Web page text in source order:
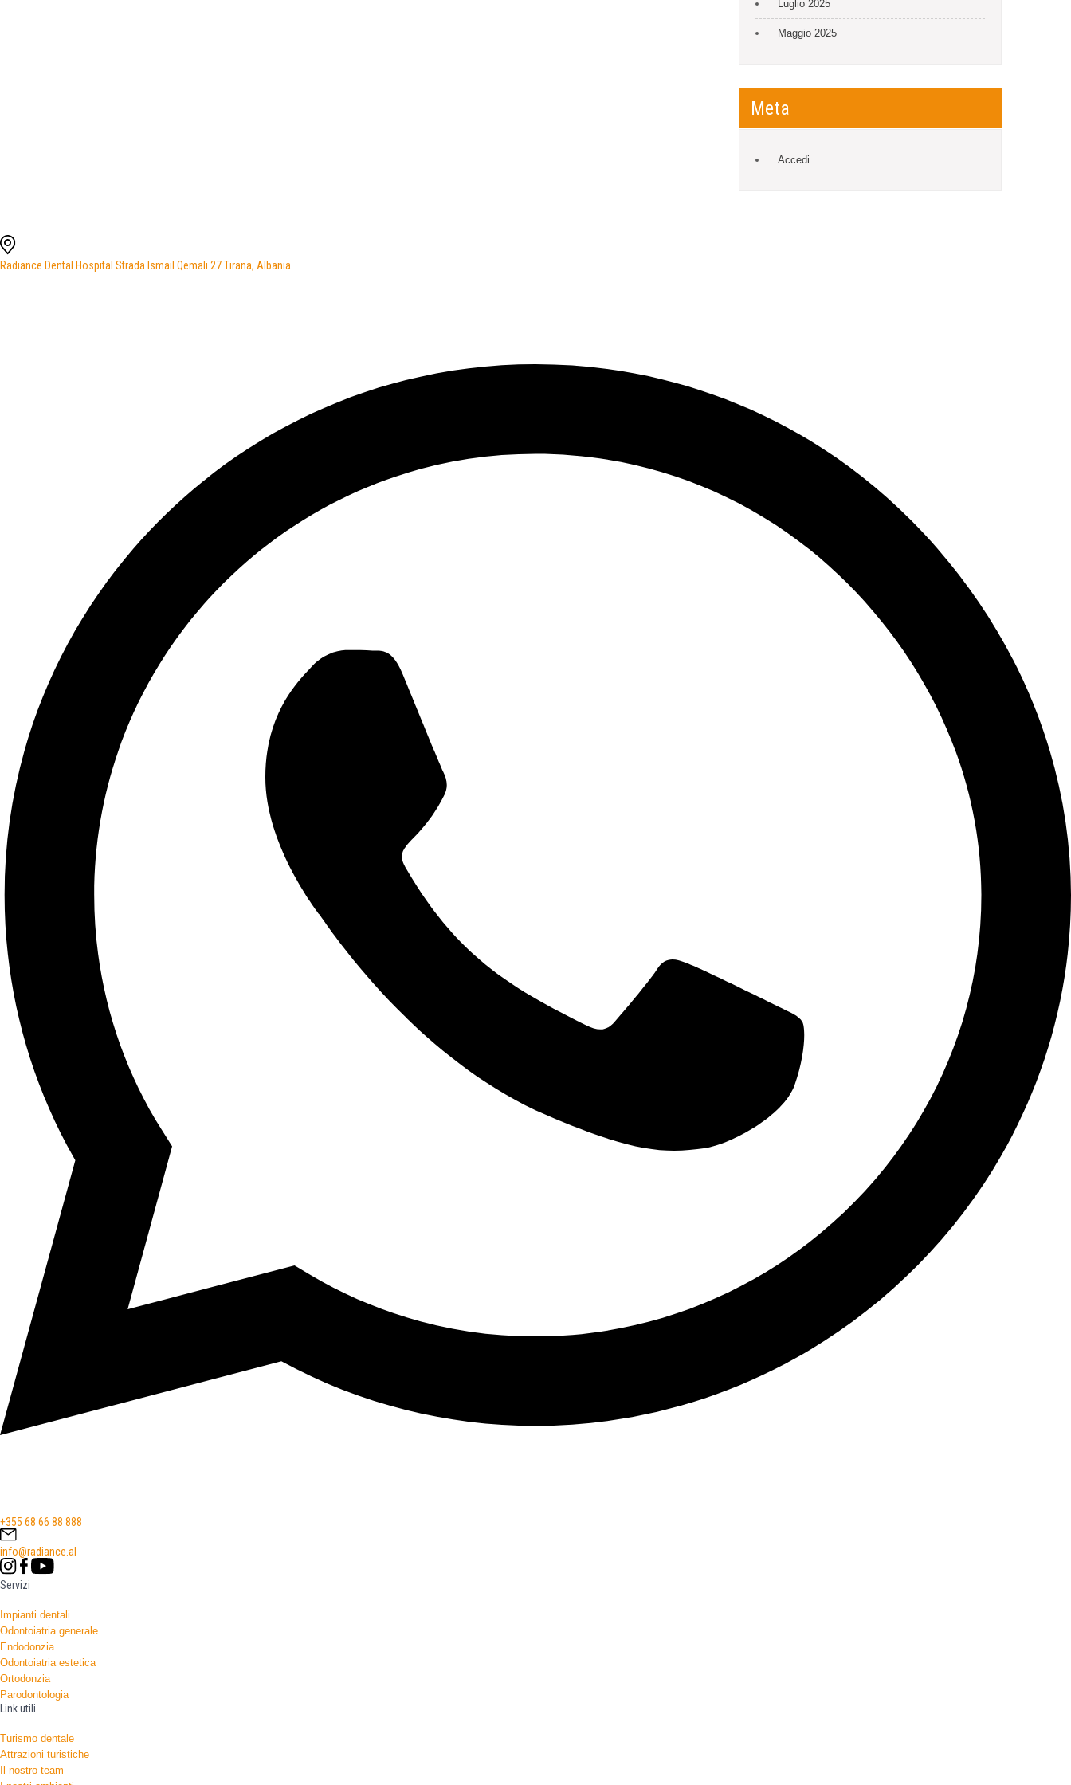
Luglio 2025
Maggio 2025
Meta
Accedi
Radiance Dental Hospital Strada Ismail Qemali 27 Tirana, Albania
+355 68 66 88 888
info@radiance.al
Servizi
Impianti dentali
Odontoiatria generale
Endodonzia
Odontoiatria estetica
Ortodonzia
Parodontologia
Link utili
Turismo dentale
Attrazioni turistiche
Il nostro team